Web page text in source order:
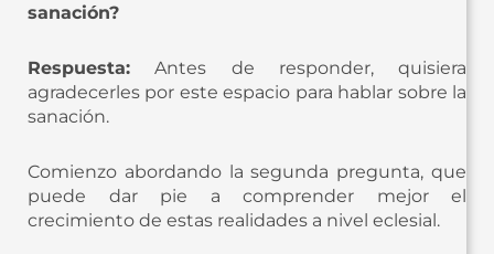
sanación?
Respuesta: Antes de responder, quisiera
agradecerles por este espacio para hablar sobre la
sanación.
Comienzo abordando la segunda pregunta, que
puede dar pie a comprender mejor el
crecimiento de estas realidades a nivel eclesial.